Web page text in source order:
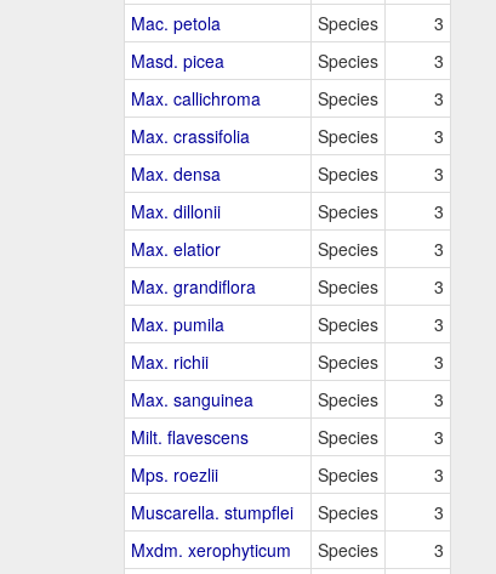
Mac. petola
Species
3
Masd. picea
Species
3
Max. callichroma
Species
3
Max. crassifolia
Species
3
Max. densa
Species
3
Max. dillonii
Species
3
Max. elatior
Species
3
Max. grandiflora
Species
3
Max. pumila
Species
3
Max. richii
Species
3
Max. sanguinea
Species
3
Milt. flavescens
Species
3
Mps. roezlii
Species
3
Muscarella. stumpflei
Species
3
Mxdm. xerophyticum
Species
3